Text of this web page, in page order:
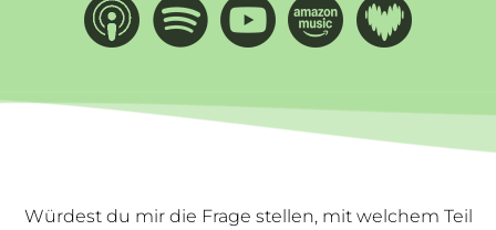
Würdest du mir die Frage stellen, mit welchem Teil